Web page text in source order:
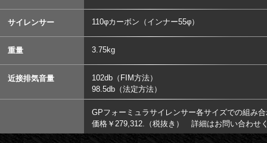
サイレンサー 110φカーボン（インナー55φ）
重量 3.75kg
近接排気音量
102db（FIM方法）
98.5db（法定方法）
GPフォーミュラサイレンサー各サイズでの組み
価格￥279,312.（税抜き） 詳細はお問い合わせ